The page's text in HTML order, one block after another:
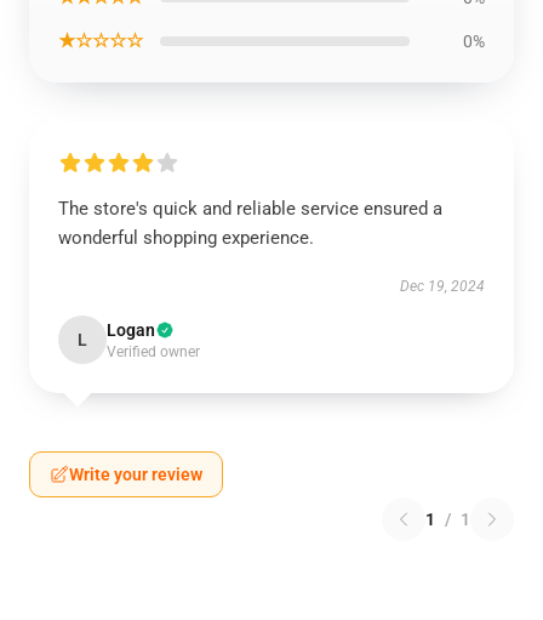
★☆☆☆☆ 0%
The store's quick and reliable service ensured a
wonderful shopping experience.
Dec 19, 2024
L Logan
Verified owner
Write your review
1 / 1